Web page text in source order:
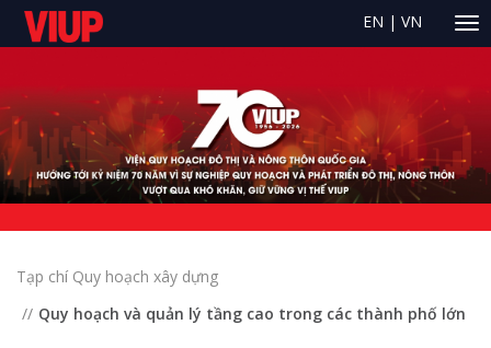
EN | VN
Tạp chí Quy hoạch xây dựng
Quy hoạch và quản lý tầng cao trong các thành phố lớn